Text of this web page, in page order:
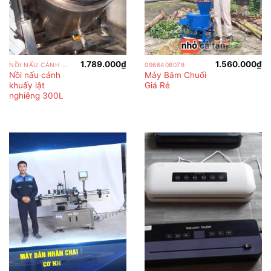
Nồi nấu cánh
khuấy lật
nghiêng 300L
1.789.000₫ 0966408078
Máy Băm Chuối
Giá Rẻ
1.560.000₫